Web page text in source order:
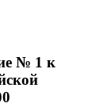
№ 1 к